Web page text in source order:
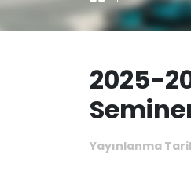
2025-
Yayınlanma